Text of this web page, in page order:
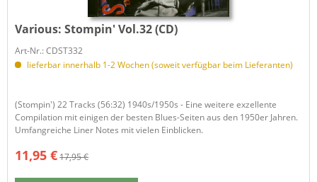
Various: Stompin' Vol.32 (CD)
Art-Nr.: CDST332
lieferbar innerhalb 1-2 Wochen (soweit verfügbar beim Lieferanten)
(Stompin') 22 Tracks (56:32) 1940s/1950s - Eine weitere exzellente
Compilation mit einigen der besten Blues-Seiten aus den 1950er Jahren.
Umfangreiche Liner Notes mit vielen Einblicken.
11,95 €17,95 €